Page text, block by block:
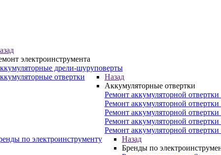
электроинструмента
дрели-шуруповерты
отвертки
Назад
Аккумуляторные отвертки
Ремонт аккумуляторной
Ремонт аккумуляторной отвертки
Ремонт аккумуляторной отвертки
Ремонт аккумуляторной отвертки
Ремонт аккумуляторной отвертки
по электроинструменту
Назад
Бренды по